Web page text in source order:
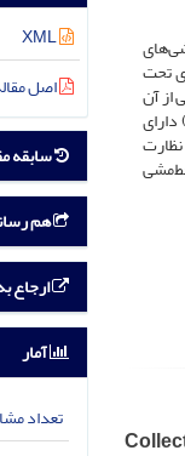
تحت
از آن
54 درصد) دارای خط‌مشی مکتوب، 7 کتابخانه (2/21 درصد) دارای
نظارت
(1/32 درصد) نیز فاقد خط‌مشی
XML
اصل
سابقه
هم
ارجاع
آمار
تعداد